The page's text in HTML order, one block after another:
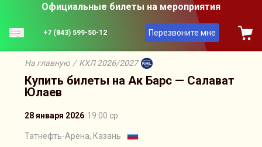
Официальные билеты на мероприятия
+7 (843) 599-50-12 Перезвоните мне
На главную / КХЛ 2026/2027
Купить билеты на Ак Барс — Салават
Юлаев
28 января 2026 19:00 ср
Татнефть-Арена, Казань